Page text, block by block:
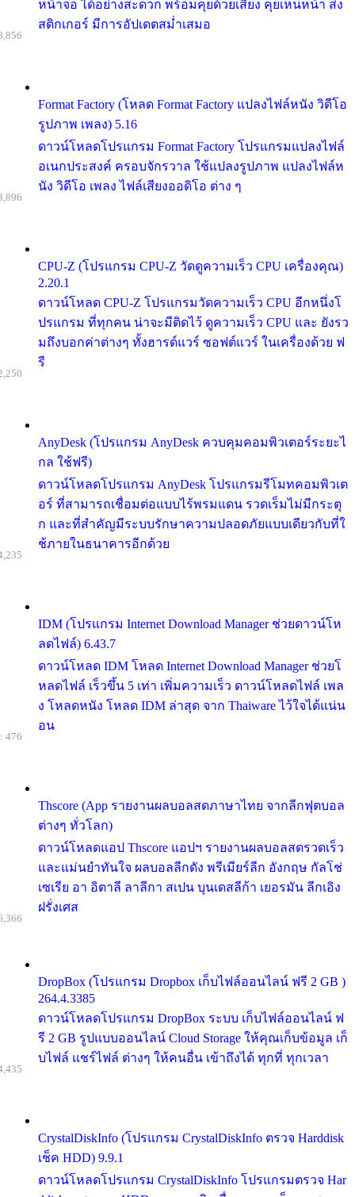
หน้าจอ ได้อย่างสะดวก พร้อมคุยด้วยเสียง คุยเห็นหน้า ส่ง
สติกเกอร์ มีการอัปเดตสม่ำเสมอ
Format Factory (โหลด Format Factory แปลงไฟล์หนัง วิดีโอ
รูปภาพ เพลง) 5.16
ดาวน์โหลดโปรแกรม Format Factory โปรแกรมแปลงไฟล์
อเนกประสงค์ ครอบจักรวาล ใช้แปลงรูปภาพ แปลงไฟล์ห
นัง วิดีโอ เพลง ไฟล์เสียงออดิโอ ต่าง ๆ
CPU-Z (โปรแกรม CPU-Z วัดดูความเร็ว CPU เครื่องคุณ)
2.20.1
ดาวน์โหลด CPU-Z โปรแกรมวัดความเร็ว CPU อีกหนึ่งโ
ปรแกรม ที่ทุกคน น่าจะมีติดไว้ ดูความเร็ว CPU และ ยังรว
มถึงบอกค่าต่างๆ ทั้งฮารด์แวร์ ซอฟต์แวร์ ในเครื่องด้วย ฟ
รี
AnyDesk (โปรแกรม AnyDesk ควบคุมคอมพิวเตอร์ระยะไ
กล ใช้ฟรี)
ดาวน์โหลดโปรแกรม AnyDesk โปรแกรมรีโมทคอมพิวเต
อร์ ที่สามารถเชื่อมต่อแบบไร้พรมแดน รวดเร็มไม่มีกระตุ
ก และที่สำคัญมีระบบรักษาความปลอดภัยแบบเดียวกับที่ใ
ช้ภายในธนาคารอีกด้วย
IDM (โปรแกรม Internet Download Manager ช่วยดาวน์โห
ลดไฟล์) 6.43.7
ดาวน์โหลด IDM โหลด Internet Download Manager ช่วยโ
หลดไฟล์ เร็วขึ้น 5 เท่า เพิ่มความเร็ว ดาวน์โหลดไฟล์ เพล
ง โหลดหนัง โหลด IDM ล่าสุด จาก Thaiware ไว้ใจได้แน่น
อน
Thscore (App รายงานผลบอลสดภาษาไทย จากลีกฟุตบอล
ต่างๆ ทั่วโลก)
ดาวน์โหลดแอป Thscore แอปฯ รายงานผลบอลสดรวดเร็ว
และแม่นยำทันใจ ผลบอลลีกดัง พรีเมียร์ลีก อังกฤษ กัลโช่
เซเรีย อา อิตาลี ลาลีกา สเปน บุนเดสลีก้า เยอรมัน ลีกเอิง
ฝรั่งเศส
476
DropBox (โปรแกรม Dropbox เก็บไฟล์ออนไลน์ ฟรี 2 GB )
264.4.3385
ดาวน์โหลดโปรแกรม DropBox ระบบ เก็บไฟล์ออนไลน์ ฟ
รี 2 GB รูปแบบออนไลน์ Cloud Storage ให้คุณเก็บข้อมูล เก็
บไฟล์ แชร์ไฟล์ ต่างๆ ให้คนอื่น เข้าถึงได้ ทุกที่ ทุกเวลา
CrystalDiskInfo (โปรแกรม CrystalDiskInfo ตรวจ Harddisk
เช็ค HDD) 9.9.1
ดาวน์โหลดโปรแกรม CrystalDiskInfo โปรแกรมตรวจ Har